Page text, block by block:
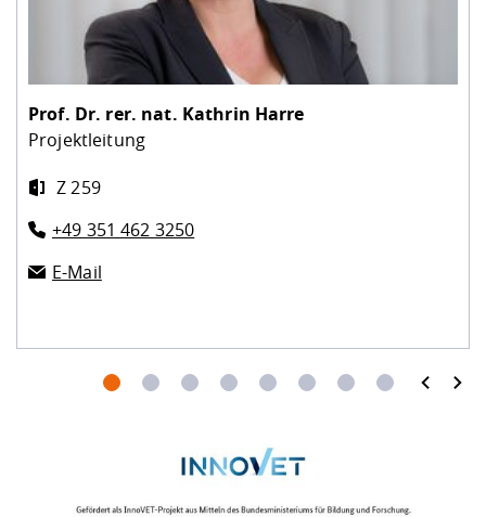
Prof. Dr. rer. nat. Kathrin Harre
Projektleitung
Z 259
+49 351 462 3250
E-Mail
prev next